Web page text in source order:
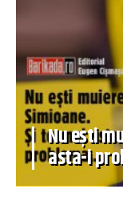
Nu ești
asta-i